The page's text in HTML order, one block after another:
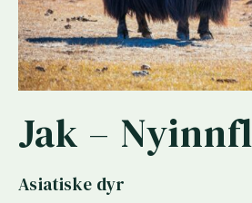
Jak –
Asiatiske dyr